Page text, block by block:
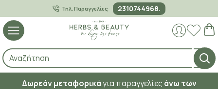
Τηλ. Παραγγελίες 2310744968.
Δωρεάν μεταφορικάγια παραγγελίες άνω των